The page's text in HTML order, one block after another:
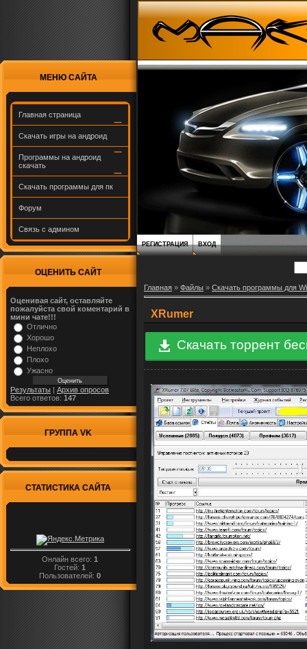
МЕНЮ САЙТА
Главная страница
Скачать игры на андроид
Программы на андроид
скачать
Скачать программы для пк
Форум
Связь с админом
ОЦЕНИТЬ САЙТ
Оценивая сайт, оставляйте
пожалуйста свой коментарий в
мини чате!!!
Отлично
Хорошо
Неплохо
Плохо
Ужасно
Результаты | Архив опросов
Всего ответов: 147
ГРУППА VK
СТАТИСТИКА САЙТА
Онлайн всего:1
Гостей:1
Пользователей:0
РЕГИСТРАЦИЯ ВХОД
Главная » Файлы » Скачать программы для
XRumer
Скачать торрент